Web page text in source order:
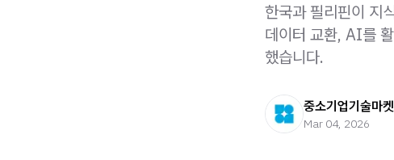
한국과 필리핀이 지
데이터 교환, AI를
했습니다.
중소기업기술마켓
Mar 04, 2026